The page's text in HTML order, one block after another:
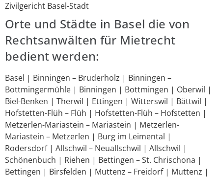
Zivilgericht Basel-Stadt
Orte und Städte in Basel die von
Rechtsanwälten für Mietrecht
bedient werden:
Basel | Binningen – Bruderholz | Binningen –
Bottmingermühle | Binningen | Bottmingen | Oberwil |
Biel-Benken | Therwil | Ettingen | Witterswil | Bättwil |
Hofstetten-Flüh – Flüh | Hofstetten-Flüh – Hofstetten |
Metzerlen-Mariastein – Mariastein | Metzerlen-
Mariastein – Metzerlen | Burg im Leimental |
Rodersdorf | Allschwil – Neuallschwil | Allschwil |
Schönenbuch | Riehen | Bettingen – St. Chrischona |
Bettingen | Birsfelden | Muttenz – Freidorf | Muttenz |